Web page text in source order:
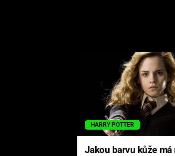
HARRY POTTER
Jakou barvu kůže má